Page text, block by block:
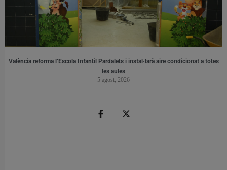
València reforma l’Escola Infantil Pardalets i instal·larà aire condicionat a totes
les aules
5 agost, 2026